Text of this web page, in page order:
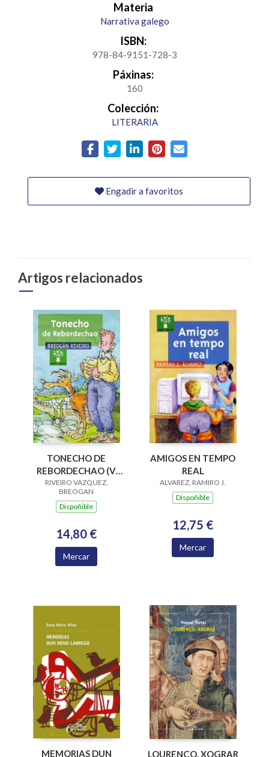
Materia
Narrativa galego
ISBN:
978-84-9151-728-3
Páxinas:
160
Colección:
LITERARIA
Engadir a favoritos
Artigos relacionados
TONECHO DE
REBORDECHAO (V
PREMIO RAIÑA LUPA
2004)
RIVEIRO VAZQUEZ,
BREOGAN
Dispoñible
14,80 €
Mercar
AMIGOS EN TEMPO
REAL
ALVAREZ, RAMIRO J.
Dispoñible
12,75 €
Mercar
MEMORIAS DUN LOURENÇO, XOGRAR